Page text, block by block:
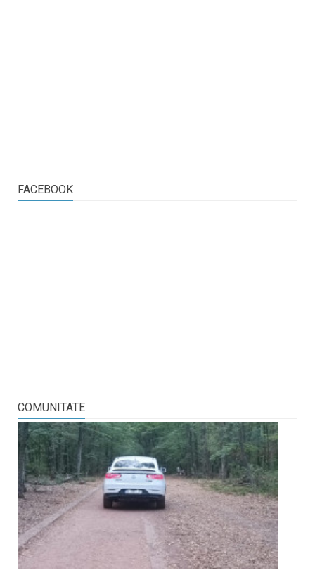
FACEBOOK
COMUNITATE